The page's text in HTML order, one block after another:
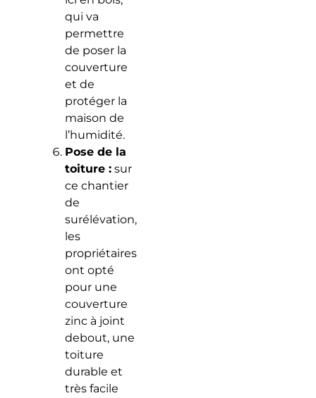
qui va
permettre
de poser la
couverture
et de
protéger la
maison de
l’humidité.
Pose de la
toiture :sur
ce chantier
de
surélévation,
les
propriétaires
ont opté
pour une
couverture
zinc à joint
debout, une
toiture
durable et
très facile